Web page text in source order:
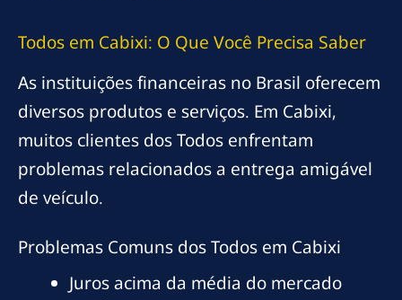
Todos em Cabixi: O Que Você Precisa Saber
As instituições financeiras no Brasil oferecem
diversos produtos e serviços. Em Cabixi,
muitos clientes dos Todos enfrentam
problemas relacionados a entrega amigável
de veículo.
Problemas Comuns dos Todos em Cabixi
Juros acima da média do mercado